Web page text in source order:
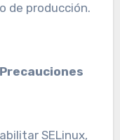
de producción.
SELinux,